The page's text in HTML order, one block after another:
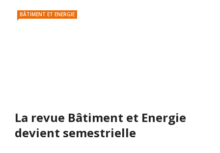
BÂTIMENT ET ENERGIE
La revue Bâtiment et Energie
devient semestrielle